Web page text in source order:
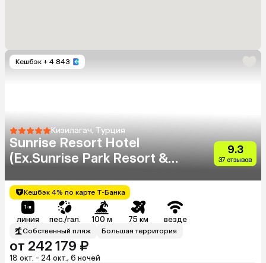
Кешбэк + 4 843
Кизилагач, Турция
Sunrise Resort Hotel
(Ex.Sunrise Park Resort &
9.3
37 отзывов
Кешбэк 4% по карте Т-Банка
линия пес./гал. 100 м 75 км везде
Собственный пляж Большая территория
от 242 179 ₽
18 окт. - 24 окт., 6 ночей